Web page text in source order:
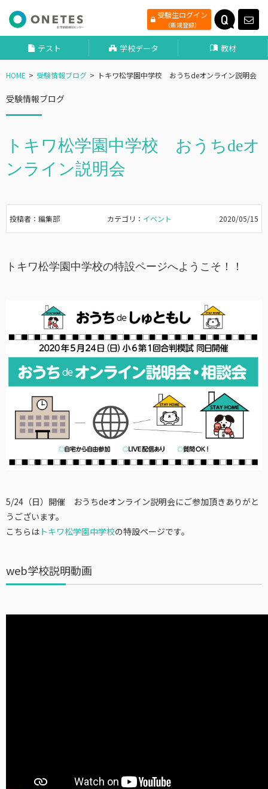
受験生ログイン
（新規登録）
テスト 学校データ 教材
HOME 受験情報ブログ トキワ松学園中学校 おうちdeオンライン説明会
受験情報ブログ
トキワ松学園中学校 おうちdeオ
ンライン説明会
投稿者：編集部 カテゴリ： イベント 2020/05/15
トキワ松学園中学校の特設ページへようこそ！！
5/24（日）開催 おうちdeオンライン説明会にご参加頂きありがと
うございます。
こちらは トキワ松学園中学校の特設ページです。
web学校説明動画